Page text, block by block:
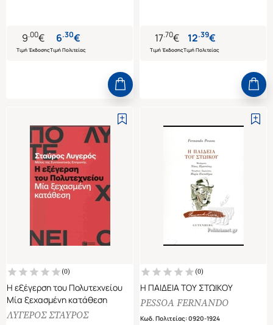
9.00€
Τιμή Έκδοσης
6.30€
Τιμή Πολιτείας
17.70€
Τιμή Έκδοσης
12.39€
Τιμή Πολιτείας
(0)
Η εξέγερση του Πολυτεχνείου
Μία ξεχασμένη κατάθεση
ΛΥΓΕΡΟΣ ΣΤΑΥΡΟΣ
(0)
Η ΠΑΙΔΕΙΑ ΤΟΥ ΣΤΩΙΚΟΥ
PESSOA FERNANDO
Κωδ. Πολιτείας:0920-1924